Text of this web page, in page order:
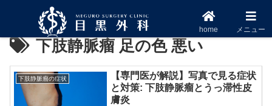
下肢静脈瘤 足の色 悪い
下肢静脈瘤の症状
【専門医が解説】写真で見る症状
と対策: 下肢静脈瘤とうっ滞性皮
膚炎
home メニュー